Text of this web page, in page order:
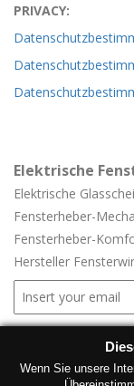
PRIVACY:
Elektrische
Elektrische
Fensterheber-
Fensterheber-
Hersteller
Elektrische
Elektrische
Wenn Sie unsere